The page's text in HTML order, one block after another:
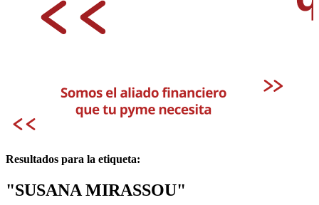
Resultados para la etiqueta:
"SUSANA MIRASSOU"